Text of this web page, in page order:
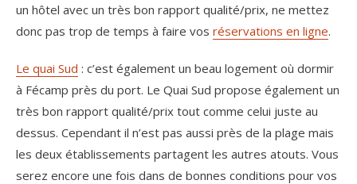
un hôtel avec un très bon rapport qualité/prix, ne mettez
donc pas trop de temps à faire vos réservations en ligne.
Le quai Sud : c’est également un beau logement où dormir
à Fécamp près du port. Le Quai Sud propose également un
très bon rapport qualité/prix tout comme celui juste au
dessus. Cependant il n’est pas aussi près de la plage mais
les deux établissements partagent les autres atouts. Vous
serez encore une fois dans de bonnes conditions pour vos